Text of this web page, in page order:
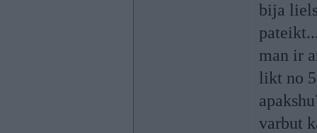
bija
man ir
likt no
varbut